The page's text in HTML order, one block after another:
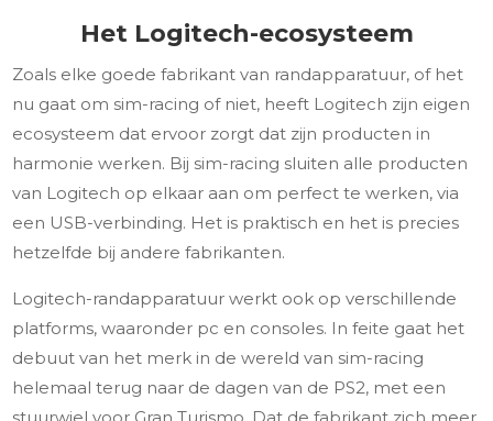
Het Logitech-ecosysteem
Zoals elke goede fabrikant van randapparatuur, of het
nu gaat om sim-racing of niet, heeft Logitech zijn eigen
ecosysteem dat ervoor zorgt dat zijn producten in
harmonie werken. Bij sim-racing sluiten alle producten
van Logitech op elkaar aan om perfect te werken, via
een USB-verbinding. Het is praktisch en het is precies
hetzelfde bij andere fabrikanten.
Logitech-randapparatuur werkt ook op verschillende
platforms, waaronder pc en consoles. In feite gaat het
debuut van het merk in de wereld van sim-racing
helemaal terug naar de dagen van de PS2, met een
stuurwiel voor Gran Turismo. Dat de fabrikant zich meer